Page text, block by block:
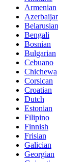
Armenian
Belarusian
Bengali
Bosnian
Bulgarian
Cebuano
Chichewa
Corsican
Croatian
Dutch
Estonian
Filipino
Finnish
Frisian
Galician
Georgian